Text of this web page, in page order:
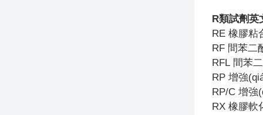
R類試劑英
RE 橡膠粘
RF 間苯二
RFL 間苯
RP 增強
RP/C 增強
RX 橡膠軟